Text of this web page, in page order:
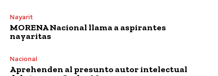
Nayarit
MORENA Nacional llama a aspirantes
nayaritas
Nacional
Aprehenden al presunto autor intelectual